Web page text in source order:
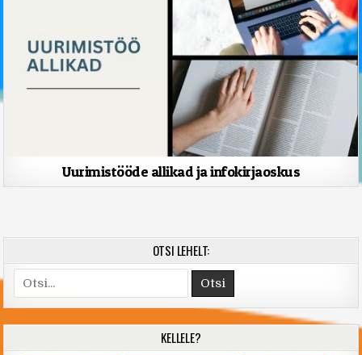
Uurimistööde allikad ja infokirjaoskus
OTSI LEHELT:
Search
for:
KELLELE?